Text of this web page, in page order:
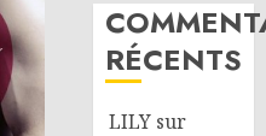
RÉCENTS
LILY sur